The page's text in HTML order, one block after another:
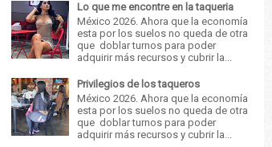
Lo que me encontre en la taqueria
México 2026. Ahora que la economía
esta por los suelos no queda de otra
que doblar turnos para poder
adquirir más recursos y cubrir la...
Privilegios de los taqueros
México 2026. Ahora que la economía
esta por los suelos no queda de otra
que doblar turnos para poder
adquirir más recursos y cubrir la...